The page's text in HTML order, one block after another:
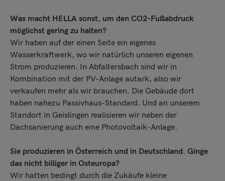
Was macht HELLA sonst, um den CO2-Fußabdruck
möglichst gering zu halten?
Wir haben auf der einen Seite ein eigenes
Wasserkraftwerk, wo wir natürlich unseren eigenen
Strom produzieren. In Abfaltersbach sind wir in
Kombination mit der PV-Anlage autark, also wir
verkaufen mehr als wir brauchen. Die Gebäude dort
haben nahezu Passivhaus-Standard. Und an unserem
Standort in Geislingen realisieren wir neben der
Dachsanierung auch eine Photovoltaik-Anlage.
Sie produzieren in Österreich und in Deutschland. Ginge
das nicht billiger in Osteuropa?
Wir hatten bedingt durch die Zukäufe kleine